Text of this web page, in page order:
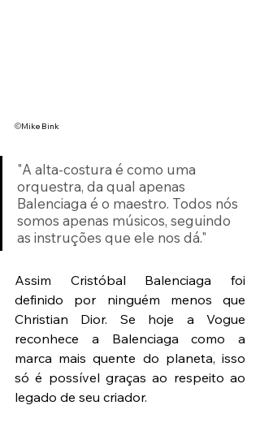
©Mike Bink
"A alta-costura é como uma
orquestra, da qual apenas
Balenciaga é o maestro. Todos nós
somos apenas músicos, seguindo
as instruções que ele nos dá."
Assim Cristóbal Balenciaga foi
definido por ninguém menos que
Christian Dior. Se hoje a Vogue
reconhece a Balenciaga como a
marca mais quente do planeta, isso
só é possível graças ao respeito ao
legado de seu criador.